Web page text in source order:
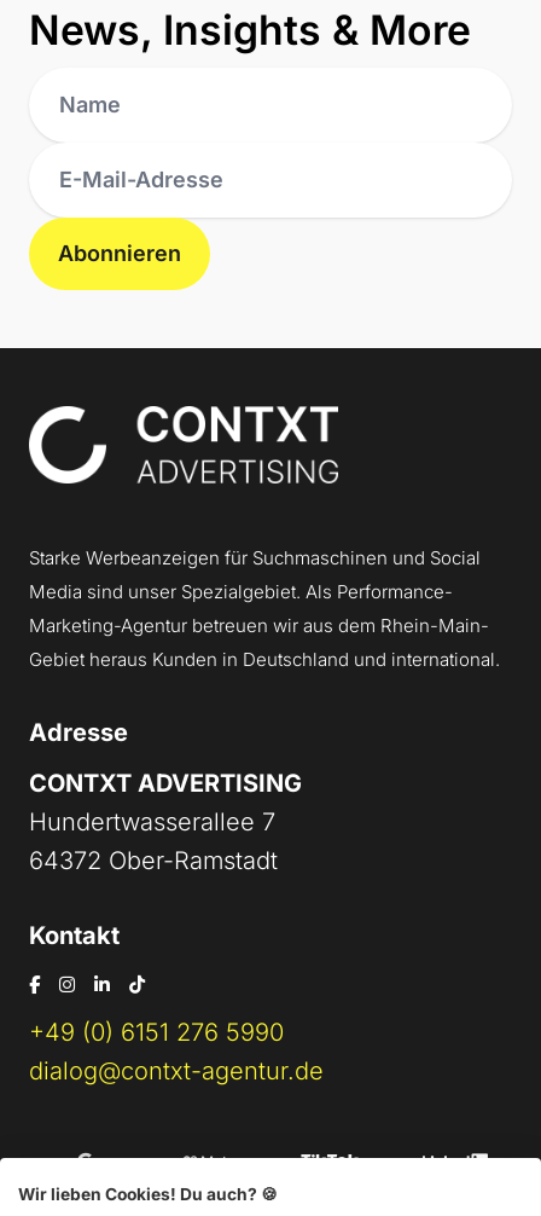
News, Insights & More
Abonnieren
Contxt
Starke Werbeanzeigen für Suchmaschinen und Social
Media sind unser Spezialgebiet. Als Performance-
Marketing-Agentur betreuen wir aus dem Rhein-Main-
Gebiet heraus Kunden in Deutschland und international.
Adresse
CONTXT ADVERTISING
Hundertwasserallee 7
64372 Ober-Ramstadt
Kontakt
+49 (0) 6151 276 5990
dialog@contxt-agentur.de
Wir lieben Cookies! Du auch? 🍪